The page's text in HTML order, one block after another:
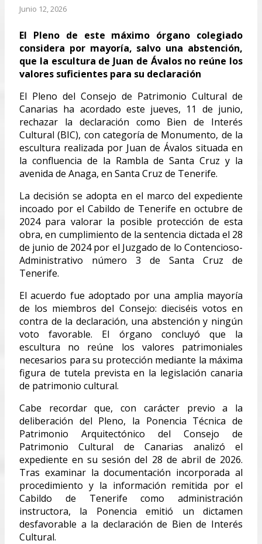
Junio 12, 2026
El Pleno de este máximo órgano colegiado
considera por mayoría, salvo una abstención,
que la escultura de Juan de Ávalos no reúne los
valores suficientes para su declaración
El Pleno del Consejo de Patrimonio Cultural de
Canarias ha acordado este jueves, 11 de junio,
rechazar la declaración como Bien de Interés
Cultural (BIC), con categoría de Monumento, de la
escultura realizada por Juan de Ávalos situada en
la confluencia de la Rambla de Santa Cruz y la
avenida de Anaga, en Santa Cruz de Tenerife.
La decisión se adopta en el marco del expediente
incoado por el Cabildo de Tenerife en octubre de
2024 para valorar la posible protección de esta
obra, en cumplimiento de la sentencia dictada el 28
de junio de 2024 por el Juzgado de lo Contencioso-
Administrativo número 3 de Santa Cruz de
Tenerife.
El acuerdo fue adoptado por una amplia mayoría
de los miembros del Consejo: dieciséis votos en
contra de la declaración, una abstención y ningún
voto favorable. El órgano concluyó que la
escultura no reúne los valores patrimoniales
necesarios para su protección mediante la máxima
figura de tutela prevista en la legislación canaria
de patrimonio cultural.
Cabe recordar que, con carácter previo a la
deliberación del Pleno, la Ponencia Técnica de
Patrimonio Arquitectónico del Consejo de
Patrimonio Cultural de Canarias analizó el
expediente en su sesión del 28 de abril de 2026.
Tras examinar la documentación incorporada al
procedimiento y la información remitida por el
Cabildo de Tenerife como administración
instructora, la Ponencia emitió un dictamen
desfavorable a la declaración de Bien de Interés
Cultural.